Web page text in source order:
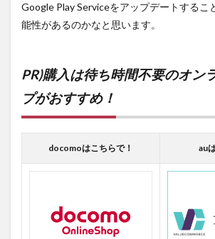
Google Play Serviceをアップデートするこ
能性があるのかなと思います。
PR)購入は待ち時間不要のオン
プがおすすめ！
docomoはこちらで！ au